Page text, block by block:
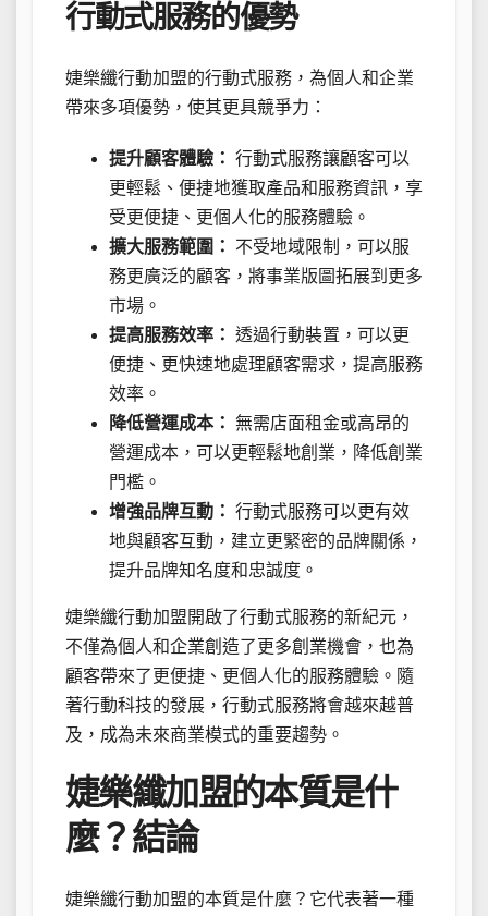
行動式服務的優勢
婕樂纖行動加盟的行動式服務，為個人和企業
帶來多項優勢，使其更具競爭力：
提升顧客體驗： 行動式服務讓顧客可以
更輕鬆、便捷地獲取產品和服務資訊，享
受更便捷、更個人化的服務體驗。
擴大服務範圍：
不受地域限制，可以服
務更廣泛的顧客，將事業版圖拓展到更多
市場。
提高服務效率： 透過行動裝置，可以更
便捷、更快速地處理顧客需求，提高服務
效率。
降低營運成本： 無需店面租金或高昂的
營運成本，可以更輕鬆地創業，降低創業
門檻。
增強品牌互動： 行動式服務可以更有效
地與顧客互動，建立更緊密的品牌關係，
提升品牌知名度和忠誠度。
婕樂纖行動加盟開啟了行動式服務的新紀元，
不僅為個人和企業創造了更多創業機會，也為
顧客帶來了更便捷、更個人化的服務體驗。隨
著行動科技的發展，行動式服務將會越來越普
及，成為未來商業模式的重要趨勢。
婕樂纖加盟的本質是什
麼？結論
婕樂纖行動加盟的本質是什麼？它代表著一種